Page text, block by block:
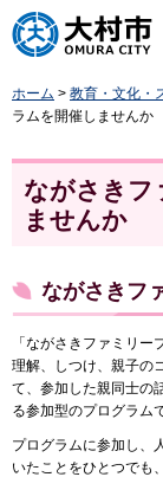
大村市
ホーム > 教育・文化・
ラムを開催しませんか
ながさきフ
ませんか
ながさきフ
「ながさきファミリ
理解、しつけ、親子の
て、参加した親同士の
る参加型のプログラム
プログラムに参加し、
いたことをひとつでも